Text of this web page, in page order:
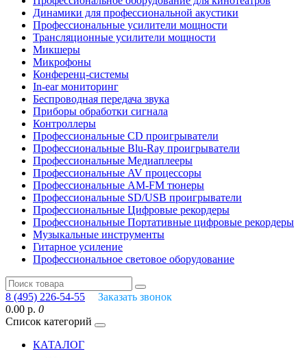
Динамики для профессиональной акустики
Профессиональные усилители мощности
Трансляционные усилители мощности
Микшеры
Микрофоны
Конференц-системы
In-ear мониторинг
Беспроводная передача звука
Приборы обработки сигнала
Контроллеры
Профессиональные СD проигрыватели
Профессиональные Blu-Ray проигрыватели
Профессиональные Медиаплееры
Профессиональные AV процессоры
Профессиональные AM-FM тюнеры
Профессиональные SD/USB проигрыватели
Профессиональные Цифровые рекордеры
Профессиональные Портативные цифровые рекордеры
Музыкальные инструменты
Гитарное усиление
Профессиональное световое оборудование
8 (495) 226-54-55
Заказать звонок
0.00 р. 0
Список категорий
КАТАЛОГ